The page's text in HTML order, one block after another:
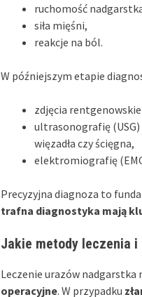
ruchomość
siła mięśni,
reakcje na ból.
W późniejszym etapie
zdjęcia
ultrasonografię
więzadła czy ścięgna,
elektromiografię
Precyzyjna diagnoza to
trafna diagnostyka mają
Jakie metody leczenia
Leczenie urazów nadgarstka
operacyjne. W przypadku